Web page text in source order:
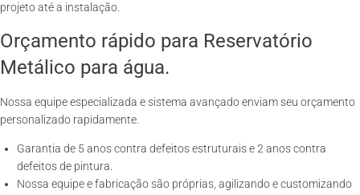
projeto até a instalação.
Orçamento rápido para Reservatório
Metálico para água.
Nossa equipe especializada e sistema avançado enviam seu orçamento
personalizado rapidamente.
Garantia de 5 anos contra defeitos estruturais e 2 anos contra
defeitos de pintura.
Nossa equipe e fabricação são próprias, agilizando e customizando